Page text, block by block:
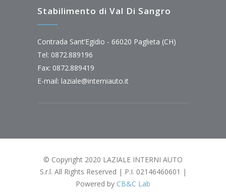
Stabilimento di Val Di Sangro
Contrada Sant’Egidio - 66020 Paglieta (CH)
Tel: 0872.889196
Fax: 0872.889419
E-mail: laziale@interniauto.it
© Copyright 2020 LAZIALE INTERNI AUTO
S.r.l. All Rights Reserved | P.I. 02146460601 |
Powered by CB&C Lab